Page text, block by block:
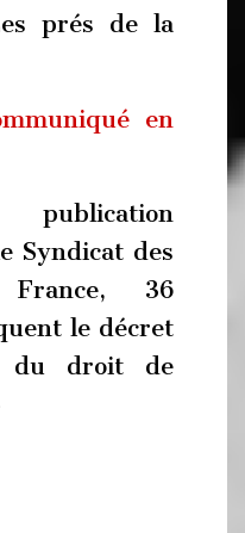
prés de la
en
Syndicat des
36
le décret
du droit de